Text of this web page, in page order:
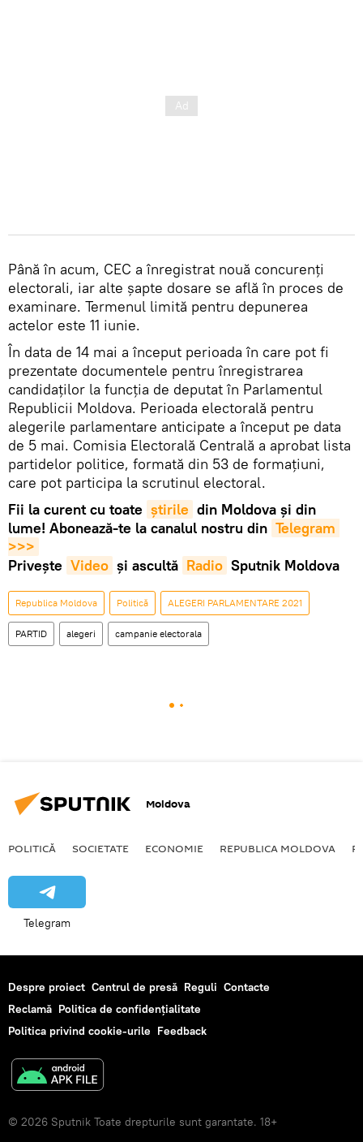
Până în acum, CEC a înregistrat nouă concurenți
electorali, iar alte șapte dosare se află în proces de
examinare. Termenul limită pentru depunerea
actelor este 11 iunie.
În data de 14 mai a început perioada în care pot fi
prezentate documentele pentru înregistrarea
candidaților la funcția de deputat în Parlamentul
Republicii Moldova. Perioada electorală pentru
alegerile parlamentare anticipate a început pe data
de 5 mai. Comisia Electorală Centrală a aprobat lista
partidelor politice, formată din 53 de formațiuni,
care pot participa la scrutinul electoral.
Fii la curent cu toate știrile din Moldova și din
lume! Abonează-te la canalul nostru din Telegram
>>>
Privește Video și ascultă Radio Sputnik Moldova
Republica Moldova Politică ALEGERI PARLAMENTARE 2021
PARTID alegeri campanie electorala
Moldova
POLITICĂ SOCIETATE ECONOMIE REPUBLICA MOLDOVA
Telegram
Despre proiect Centrul de presă Reguli Contacte
Reclamă Politica de confidențialitate
Politica privind cookie-urile Feedback
© 2026 Sputnik Toate drepturile sunt garantate. 18+